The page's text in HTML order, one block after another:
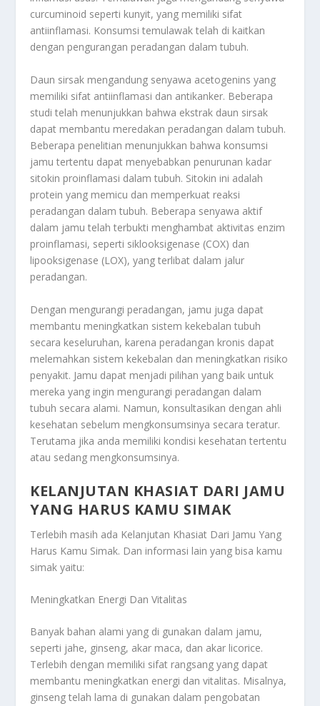
curcuminoid seperti kunyit, yang memiliki sifat
antiinflamasi. Konsumsi temulawak telah di kaitkan
dengan pengurangan peradangan dalam tubuh.
Daun sirsak mengandung senyawa acetogenins yang
memiliki sifat antiinflamasi dan antikanker. Beberapa
studi telah menunjukkan bahwa ekstrak daun sirsak
dapat membantu meredakan peradangan dalam tubuh.
Beberapa penelitian menunjukkan bahwa konsumsi
jamu tertentu dapat menyebabkan penurunan kadar
sitokin proinflamasi dalam tubuh. Sitokin ini adalah
protein yang memicu dan memperkuat reaksi
peradangan dalam tubuh. Beberapa senyawa aktif
dalam jamu telah terbukti menghambat aktivitas enzim
proinflamasi, seperti siklooksigenase (COX) dan
lipooksigenase (LOX), yang terlibat dalam jalur
peradangan.
Dengan mengurangi peradangan, jamu juga dapat
membantu meningkatkan sistem kekebalan tubuh
secara keseluruhan, karena peradangan kronis dapat
melemahkan sistem kekebalan dan meningkatkan risiko
penyakit. Jamu dapat menjadi pilihan yang baik untuk
mereka yang ingin mengurangi peradangan dalam
tubuh secara alami. Namun, konsultasikan dengan ahli
kesehatan sebelum mengkonsumsinya secara teratur.
Terutama jika anda memiliki kondisi kesehatan tertentu
atau sedang mengkonsumsinya.
KELANJUTAN KHASIAT DARI JAMU
YANG HARUS KAMU SIMAK
Terlebih masih ada Kelanjutan Khasiat Dari Jamu Yang
Harus Kamu Simak. Dan informasi lain yang bisa kamu
simak yaitu:
Meningkatkan Energi Dan Vitalitas
Banyak bahan alami yang di gunakan dalam jamu,
seperti jahe, ginseng, akar maca, dan akar licorice.
Terlebih dengan memiliki sifat rangsang yang dapat
membantu meningkatkan energi dan vitalitas. Misalnya,
ginseng telah lama di gunakan dalam pengobatan